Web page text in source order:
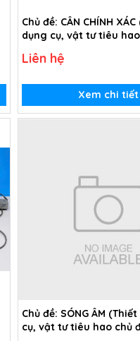
Chủ đề: CÂN CHÍNH
dụng cụ, vật tư tiêu
Liên hệ
Xem chi tiết
Chủ đề: SÓNG ÂM
cụ, vật tư tiêu hao chủ